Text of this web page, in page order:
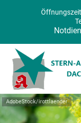
AdobeStock/irottlaender